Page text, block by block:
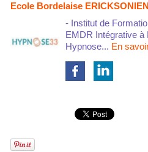
Ecole Bordelaise
- Institut de
EMDR Intégrative à
Hypnose... En